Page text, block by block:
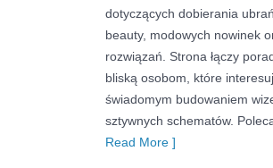
dotyczących dobierania
beauty, modowych nowinek
rozwiązań. Strona łączy
bliską osobom, które
świadomym budowaniem
sztywnych schematów.
Read More ]